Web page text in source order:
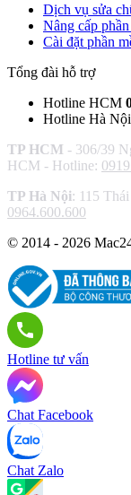
Dịch vụ sửa
Nâng cấp
Cài đặt phần
Tổng đài hỗ trợ
Hotline HCM
Hotline Hà Nội
TP HCM - 306/39
HCM - Hotline:
TP Hà Nội: 115
0964.600.600
© 2014 - 2026
Hotline tư vấn
Chat Facebook
Chat Zalo